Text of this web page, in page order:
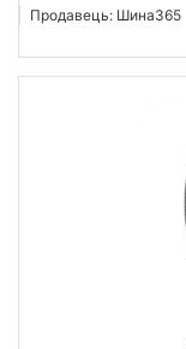
Продавець: Шина365